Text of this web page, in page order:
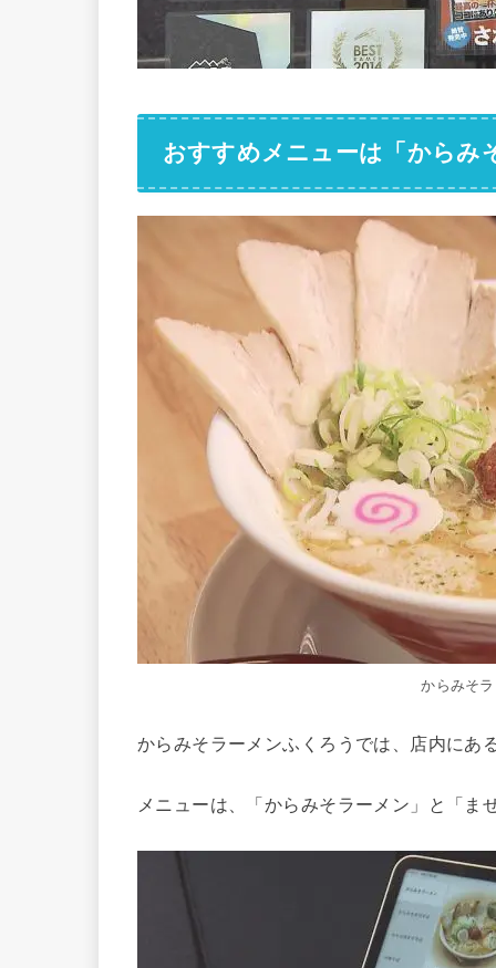
おすすめメニューは「からみ
からみそ
からみそラーメンふくろうでは、店内にあ
メニューは、「からみそラーメン」と「ま